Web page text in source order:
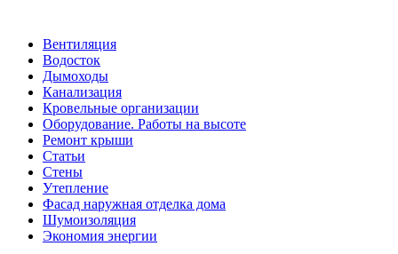
Вентиляция
Водосток
Дымоходы
Канализация
Кровельные организации
Оборудование. Работы на высоте
Ремонт крыши
Статьи
Стены
Утепление
Фасад наружная отделка дома
Шумоизоляция
Экономия энергии